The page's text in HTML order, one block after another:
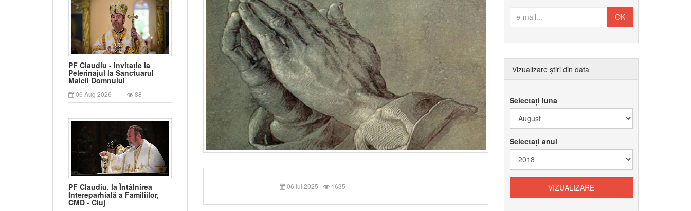
PF Claudiu - Invitație la
Pelerinajul la Sanctuarul
Maicii Domnului
06 Aug 2026 88
PF Claudiu, la Întâlnirea
Intereparhială a Familiilor,
CMD - Cluj
06 Iul 2025 1635
Vizualizare știri din data
Selectați luna
Selectați anul